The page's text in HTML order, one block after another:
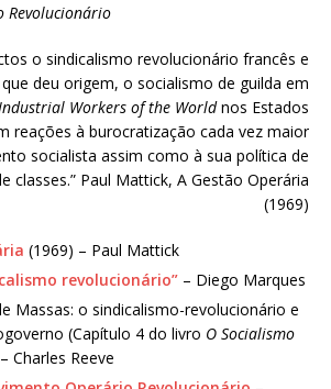
Revolucionário
o sindicalismo revolucionário francês e
deu origem, o socialismo de guilda em
Industrial Workers of the Worldnos Estados
reações à burocratização cada vez maior
socialista assim como à sua política de
classes.” Paul Mattick, A Gestão Operária
(1969)
(1969) – Paul Mattick
revolucionário” – Diego Marques
Massas: o sindicalismo-revolucionário e
(Capítulo 4 do livro O Socialismo
Charles Reeve